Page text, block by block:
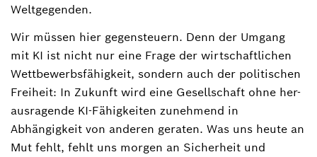
Weltgegenden.
Wir müssen hier gegensteuern. Denn der Umgang
mit KI ist nicht nur eine Frage der wirtschaftlichen
Wettbewerbsfähigkeit, sondern auch der politischen
Freiheit: In Zukunft wird eine Gesellschaft ohne her-
ausragende KI-Fähigkeiten zunehmend in
Abhängigkeit von anderen geraten. Was uns heute an
Mut fehlt, fehlt uns morgen an Sicherheit und